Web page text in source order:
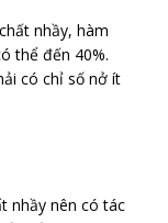
nhầy, hàm
thể đến 40%.
có chỉ số nở ít
nhầy nên có tác